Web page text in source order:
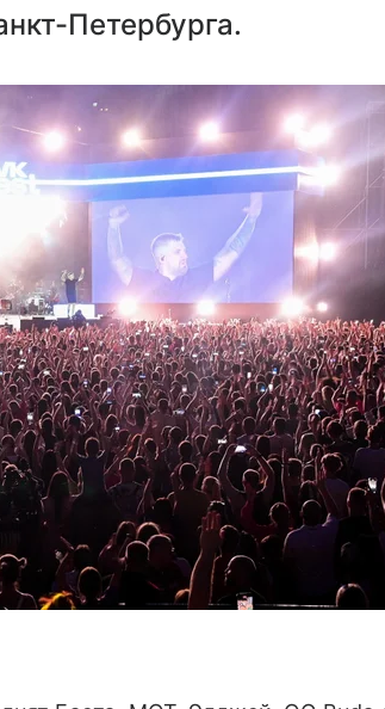
Петербурга.